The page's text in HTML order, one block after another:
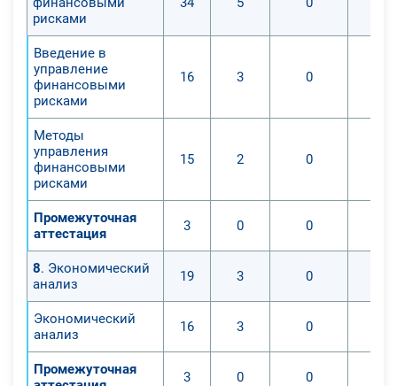
рисками
Введение в
управление
финансовыми
рисками
16 3 0
Методы
управления
финансовыми
рисками
15 2 0
Промежуточная
аттестация
3 0 0
8. Экономический
анализ
19 3 0
Экономический
анализ
16 3 0
Промежуточная
3 0 0